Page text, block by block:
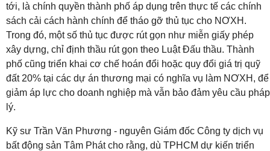
tới, là chính quyền thành phố áp dụng trên thực tế các chính
sách cải cách hành chính để tháo gỡ thủ tục cho NƠXH.
Trong đó, một số thủ tục được rút gọn như miễn giấy phép
xây dựng, chỉ định thầu rút gọn theo Luật Đấu thầu. Thành
phố cũng triển khai cơ chế hoán đổi hoặc quy đổi giá trị quỹ
đất 20% tại các dự án thương mại có nghĩa vụ làm NƠXH, để
giảm áp lực cho doanh nghiệp mà vẫn bảo đảm yêu cầu pháp
lý.
Kỹ sư Trần Văn Phương - nguyên Giám đốc Công ty dịch vụ
bất động sản Tâm Phát cho rằng, dù TPHCM dự kiến triển